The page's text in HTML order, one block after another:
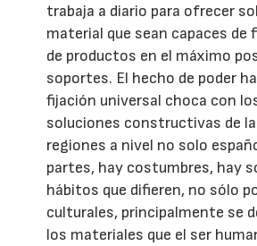
trabaja a diario para ofrecer
material que sean capaces de
de productos en el máximo
soportes. El hecho de poder
fijación universal choca con
soluciones constructivas de
regiones a nivel no solo
partes, hay costumbres, hay
hábitos que difieren, no sólo
culturales, principalmente se
los materiales que el ser